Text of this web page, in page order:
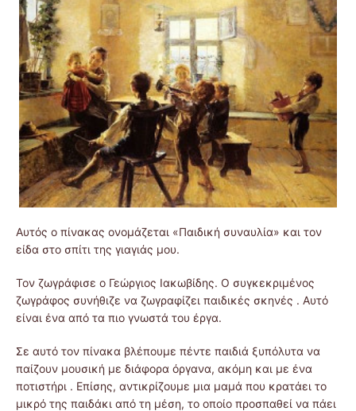
Αυτός ο πίνακας ονομάζεται «Παιδική συναυλία» και τον
είδα στο σπίτι της γιαγιάς μου.
Τον ζωγράφισε ο Γεώργιος Ιακωβίδης. Ο συγκεκριμένος
ζωγράφος συνήθιζε να ζωγραφίζει παιδικές σκηνές . Αυτό
είναι ένα από τα πιο γνωστά του έργα.
Σε αυτό τον πίνακα βλέπουμε πέντε παιδιά ξυπόλυτα να
παίζουν μουσική με διάφορα όργανα, ακόμη και με ένα
ποτιστήρι . Επίσης, αντικρίζουμε μια μαμά που κρατάει το
μικρό της παιδάκι από τη μέση, το οποίο προσπαθεί να πάει